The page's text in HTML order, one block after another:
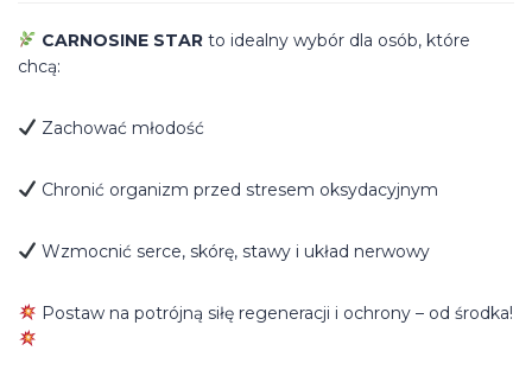
CARNOSINE STARto idealny wybór dla osób, które
chcą:
Zachować młodość
Chronić organizm przed stresem oksydacyjnym
Wzmocnić serce, skórę, stawy i układ nerwowy
Postaw na potrójną siłę regeneracji i ochrony – od środka!